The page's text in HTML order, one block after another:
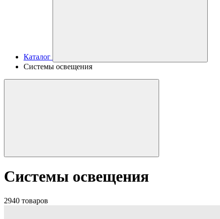
Каталог
Системы освещения
Системы освещения
2940 товаров